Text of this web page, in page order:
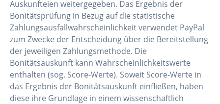
Auskunfteien weitergegeben. Das Ergebnis der
Bonitätsprüfung in Bezug auf die statistische
Zahlungsausfallwahrscheinlichkeit verwendet PayPal
zum Zwecke der Entscheidung über die Bereitstellung
der jeweiligen Zahlungsmethode. Die
Bonitätsauskunft kann Wahrscheinlichkeitswerte
enthalten (sog. Score-Werte). Soweit Score-Werte in
das Ergebnis der Bonitätsauskunft einfließen, haben
diese ihre Grundlage in einem wissenschaftlich